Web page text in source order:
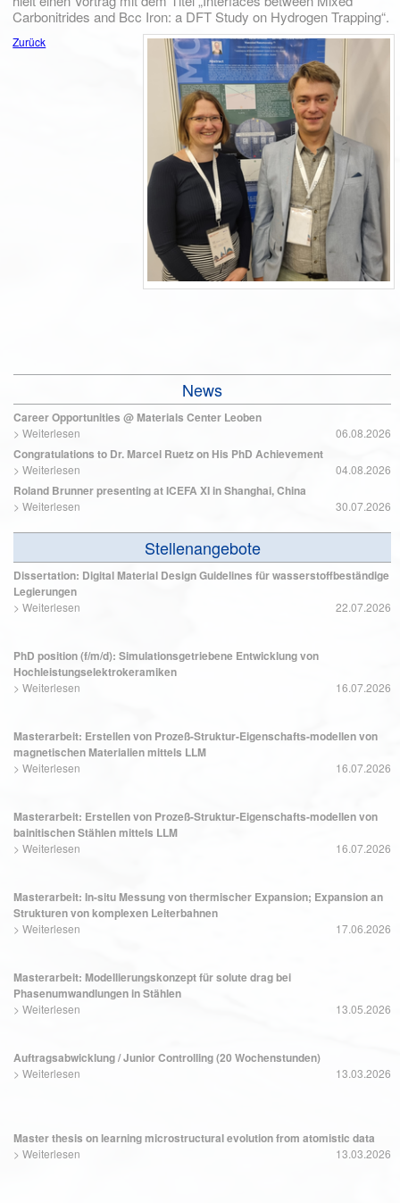
Carbonitrides and Bcc Iron: a DFT Study on Hydrogen Trapping“.
Zurück
News
Career Opportunities @ Materials Center Leoben
> Weiterlesen 06.08.2026
Congratulations to Dr. Marcel Ruetz on His PhD Achievement
> Weiterlesen 04.08.2026
Roland Brunner presenting at ICEFA XI in Shanghai, China
> Weiterlesen 30.07.2026
Stellenangebote
Dissertation: Digital Material Design Guidelines für wasserstoffbeständige
Legierungen
> Weiterlesen 22.07.2026
PhD position (f/m/d): Simulationsgetriebene Entwicklung von
Hochleistungselektrokeramiken
> Weiterlesen 16.07.2026
Masterarbeit: Erstellen von Prozeß-Struktur-Eigenschafts-modellen von
magnetischen Materialien mittels LLM
> Weiterlesen 16.07.2026
Masterarbeit: Erstellen von Prozeß-Struktur-Eigenschafts-modellen von
bainitischen Stählen mittels LLM
> Weiterlesen 16.07.2026
Masterarbeit: In-situ Messung von thermischer Expansion; Expansion an
Strukturen von komplexen Leiterbahnen
> Weiterlesen 17.06.2026
Masterarbeit: Modellierungskonzept für solute drag bei
Phasenumwandlungen in Stählen
> Weiterlesen 13.05.2026
Auftragsabwicklung / Junior Controlling (20 Wochenstunden)
> Weiterlesen 13.03.2026
Master thesis on learning microstructural evolution from atomistic data
> Weiterlesen 13.03.2026